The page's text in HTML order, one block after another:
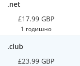
.net
£17.99 GBP
1 годишно
.club
£23.99 GBP